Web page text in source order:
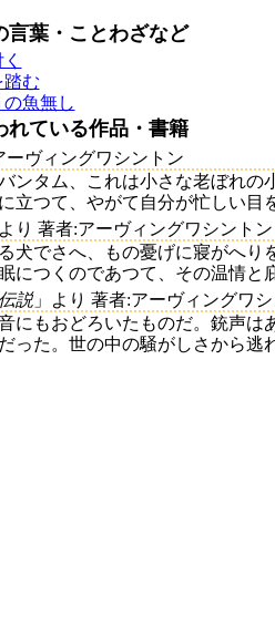
言葉・ことわざなど
む
魚無し
れている作品・書籍
ーヴィングワシントン
ンタム、これは小さな老ぼれ
立つて、やがて自分が忙しい目
り 著者:アーヴィングワシントン
犬でさへ、もの憂げに寢がへり
につくのであつて、その温情と
説」より 著者:アーヴィングワ
にもおどろいたものだ。銃声
った。世の中の騒がしさから逃